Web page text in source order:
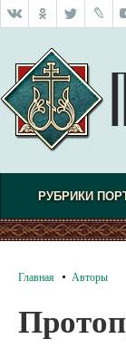
РУБРИКИ
Главная Авторы